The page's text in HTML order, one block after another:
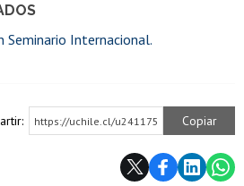
Seminario Internacional.
https://uchile.cl/u241175 Copiar